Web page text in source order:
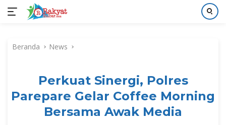
kontenBeranda News
Perkuat Sinergi, Polres
Parepare Gelar Coffee Morning
Bersama Awak Media